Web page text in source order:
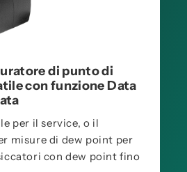
di punto di
con funzione Data
per il service, o il
misure di dew point per
con dew point fino